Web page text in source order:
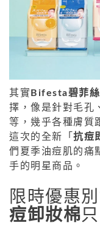
其實 Bifesta碧菲
擇，像是針對毛孔
等，幾乎各種膚質
這次的全新「 抗痘
們夏季油痘肌的痛
手的明星商品。
限時優惠別
痘卸妝棉